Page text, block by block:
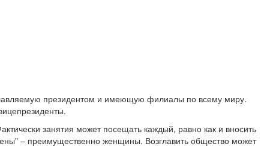
президентом и имеющую филиалы по всему миру.
занятия может посещать каждый, равно как и вносить
– преимущественно женщины. Возглавить общество может